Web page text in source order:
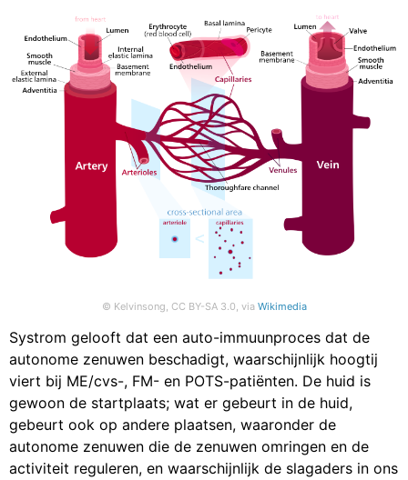
© Kelvinsong, CC BY-SA 3.0, via Wikimedia
Systrom gelooft dat een auto-immuunproces dat de
autonome zenuwen beschadigt, waarschijnlijk hoogtij
viert bij ME/cvs-, FM- en POTS-patiënten. De huid is
gewoon de startplaats; wat er gebeurt in de huid,
gebeurt ook op andere plaatsen, waaronder de
autonome zenuwen die de zenuwen omringen en de
activiteit reguleren, en waarschijnlijk de slagaders in ons